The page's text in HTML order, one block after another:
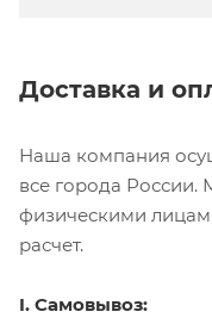
Доставка и
Наша компания
все города
физическими
расчет.
I. Самовывоз: